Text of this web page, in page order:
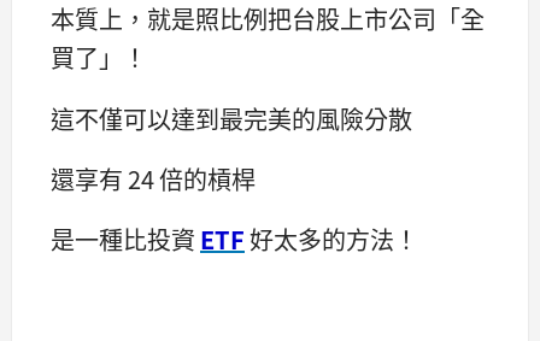
本質上，就是照比例把台股上市公司「全
買了」！
這不僅可以達到最完美的風險分散
還享有 24 倍的槓桿
是一種比投資 ETF好太多的方法！